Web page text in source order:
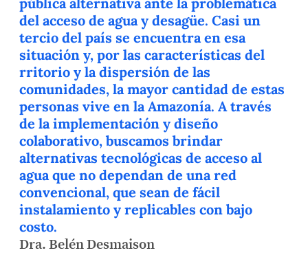
del acceso de agua y desagüe. Casi un
tercio del país se encuentra en esa
situación y, por las características del
rritorio y la dispersión de las
comunidades, la mayor cantidad de estas
personas vive en la Amazonía. A través
de la implementación y diseño
colaborativo, buscamos brindar
alternativas tecnológicas de acceso al
agua que no dependan de una red
convencional, que sean de fácil
instalamiento y replicables con bajo
costo.
Dra. Belén Desmaison